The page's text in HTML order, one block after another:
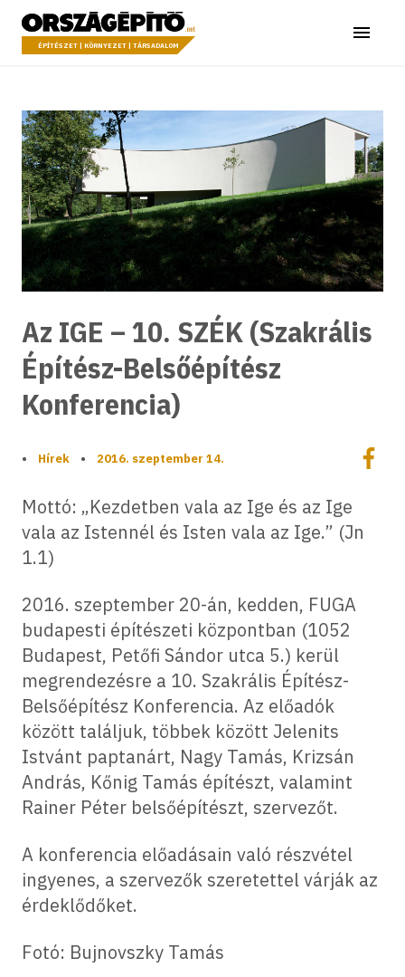
a tartalomhoz
Országépítő
ÉPÍTÉSZET | KÖRNYEZET | TÁRSADALOM Menü
Az IGE – 10. SZÉK (Szakrális
Építész-Belsőépítész
Konferencia)
• Hírek • 2016. szeptember 14.
Mottó: „Kezdetben vala az Ige és az Ige
vala az Istennél és Isten vala az Ige.” (Jn
1.1)
2016. szeptember 20-án, kedden, FUGA
budapesti építészeti központban (1052
Budapest, Petőfi Sándor utca 5.) kerül
megrendezésre a 10. Szakrális Építész-
Belsőépítész Konferencia. Az előadók
között találjuk, többek között Jelenits
Istvánt paptanárt, Nagy Tamás, Krizsán
András, Kőnig Tamás építészt, valamint
Rainer Péter belsőépítészt, szervezőt.
A konferencia előadásain való részvétel
ingyenes, a szervezők szeretettel várják az
érdeklődőket.
Fotó: Bujnovszky Tamás